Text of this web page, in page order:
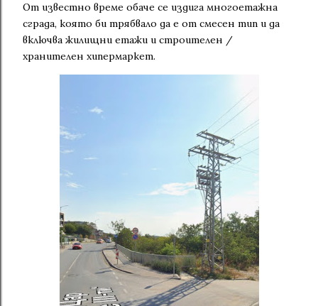
От известно време обаче се издига многоетажна
сграда, която би трябвало да е от смесен тип и да
включва жилищни етажи и строителен /
хранителен хипермаркет.